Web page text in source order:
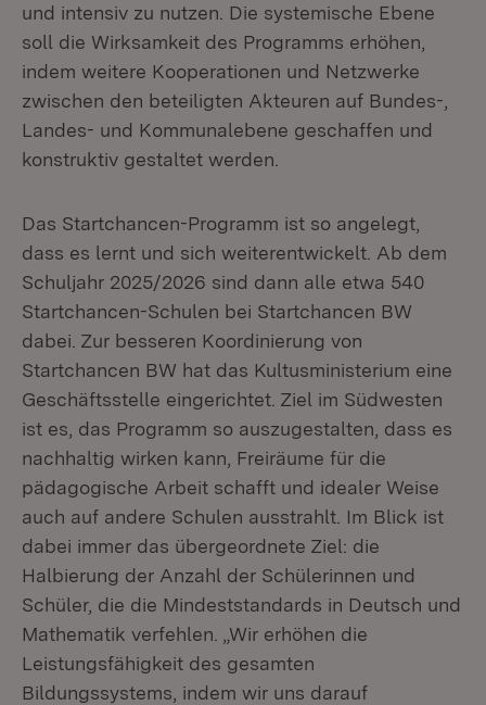
und intensiv zu nutzen. Die systemische Ebene
soll die Wirksamkeit des Programms erhöhen,
indem weitere Kooperationen und Netzwerke
zwischen den beteiligten Akteuren auf Bundes-,
Landes- und Kommunalebene geschaffen und
konstruktiv gestaltet werden.
Das Startchancen-Programm ist so angelegt,
dass es lernt und sich weiterentwickelt. Ab dem
Schuljahr 2025/2026 sind dann alle etwa 540
Startchancen-Schulen bei Startchancen BW
dabei. Zur besseren Koordinierung von
Startchancen BW hat das Kultusministerium eine
Geschäftsstelle eingerichtet. Ziel im Südwesten
ist es, das Programm so auszugestalten, dass es
nachhaltig wirken kann, Freiräume für die
pädagogische Arbeit schafft und idealer Weise
auch auf andere Schulen ausstrahlt. Im Blick ist
dabei immer das übergeordnete Ziel: die
Halbierung der Anzahl der Schülerinnen und
Schüler, die die Mindeststandards in Deutsch und
Mathematik verfehlen. „Wir erhöhen die
Leistungsfähigkeit des gesamten
Bildungssystems, indem wir uns darauf